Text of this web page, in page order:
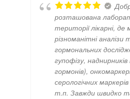
розташована
території лікарні,
різноманітні аналізи
гормональних
гупофізу,
гормонів),
серологічних
т.п. Завжди швидко